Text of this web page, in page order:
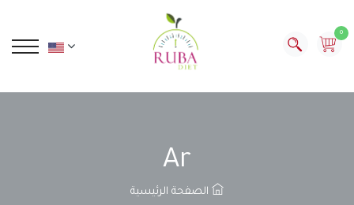
0
Ar
الصفحة الرئيسية